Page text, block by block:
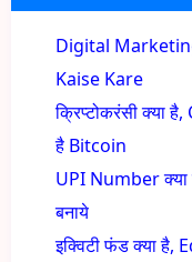
Digital
Kaise Kare
क्रिप्टोकरंसी क्या
है Bitcoin
UPI Number क्या
बनाये
इक्विटी फंड क्या